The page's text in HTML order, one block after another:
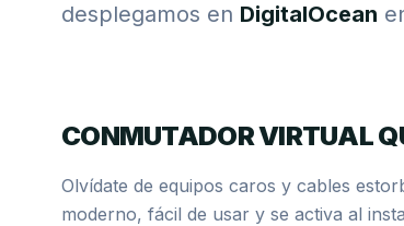
desplegamos en DigitalOcean
CONMUTADOR VIRTUAL
Olvídate de equipos caros y cables
moderno, fácil de usar y se activa al